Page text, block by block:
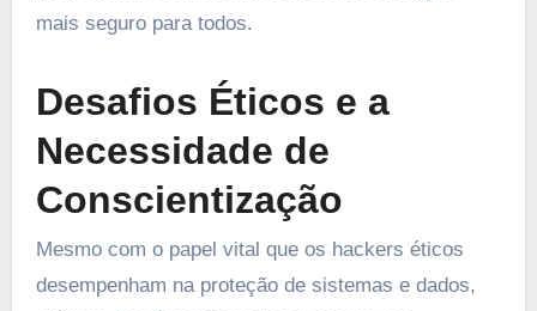
mais seguro para todos.
Desafios Éticos e a
Necessidade de
Conscientização
Mesmo com o papel vital que os hackers éticos
desempenham na proteção de sistemas e dados,